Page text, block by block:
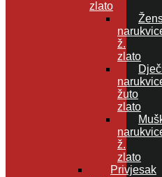
zlato
ž.
zlato
žuto
zlato
ž.
zlato
Privjesak